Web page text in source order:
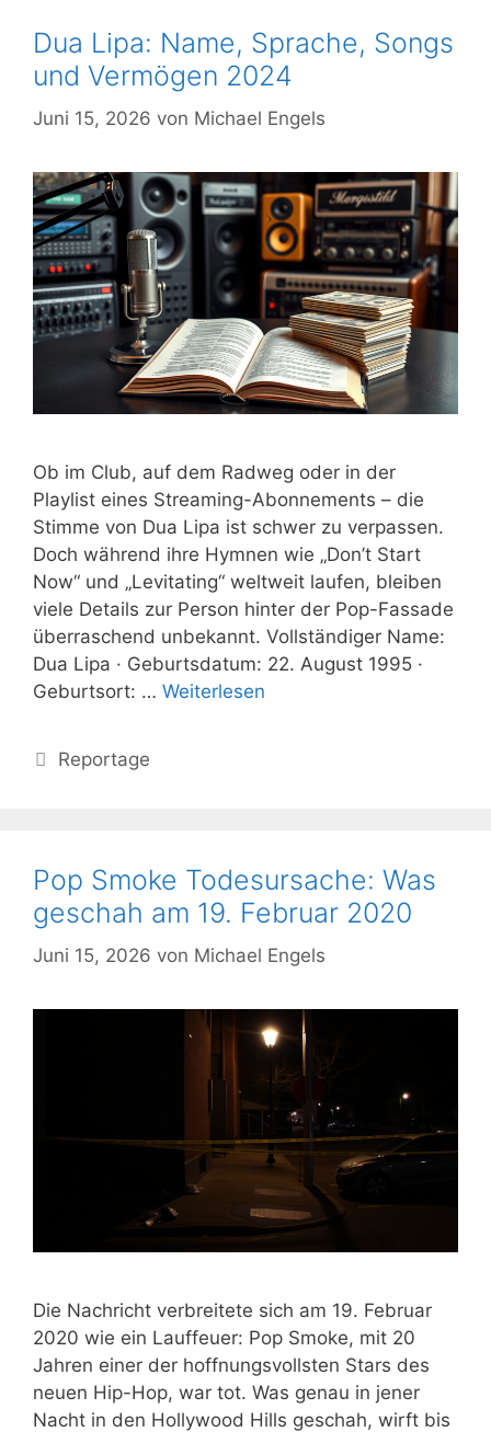
Dua Lipa: Name, Sprache, Songs
und Vermögen 2024
Juni 15, 2026 von Michael Engels
Ob im Club, auf dem Radweg oder in der
Playlist eines Streaming-Abonnements – die
Stimme von Dua Lipa ist schwer zu verpassen.
Doch während ihre Hymnen wie „Don’t Start
Now“ und „Levitating“ weltweit laufen, bleiben
viele Details zur Person hinter der Pop-Fassade
überraschend unbekannt. Vollständiger Name:
Dua Lipa · Geburtsdatum: 22. August 1995 ·
Geburtsort: … Weiterlesen
Kategorien
Reportage
Pop Smoke Todesursache: Was
geschah am 19. Februar 2020
Juni 15, 2026 von Michael Engels
Die Nachricht verbreitete sich am 19. Februar
2020 wie ein Lauffeuer: Pop Smoke, mit 20
Jahren einer der hoffnungsvollsten Stars des
neuen Hip-Hop, war tot. Was genau in jener
Nacht in den Hollywood Hills geschah, wirft bis